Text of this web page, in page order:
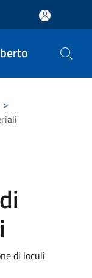
>
di loculi